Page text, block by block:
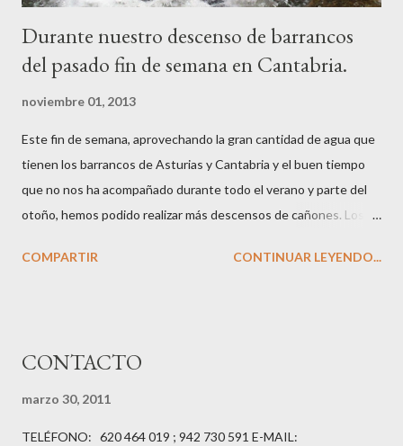
Durante nuestro descenso de barrancos
del pasado fin de semana en Cantabria.
noviembre 01, 2013
Este fin de semana, aprovechando la gran cantidad de agua que
tienen los barrancos de Asturias y Cantabria y el buen tiempo
que no nos ha acompañado durante todo el verano y parte del
otoño, hemos podido realizar más descensos de cañones. Los
excepcionales para la práctica del barranquismo en los Picos de
amigos....
COMPARTIR CONTINUAR LEYENDO...
CONTACTO
marzo 30, 2011
TELÉFONO: 620 464 019 ; 942 730 591 E-MAIL: